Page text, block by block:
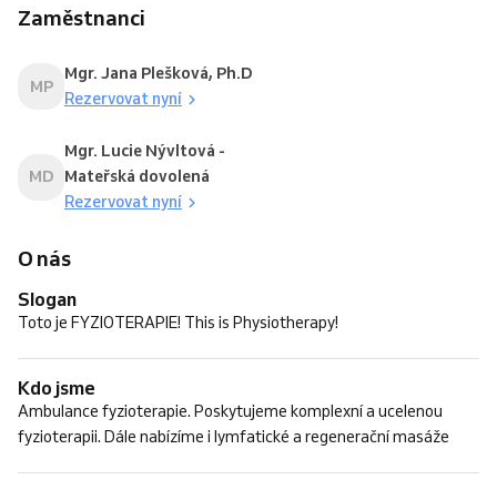
Zaměstnanci
MP
Mgr. Jana Plešková, Ph.D
Rezervovat nyní
MD
Mgr. Lucie Nývltová -
Mateřská dovolená
Rezervovat nyní
O nás
Slogan
Toto je FYZIOTERAPIE! This is Physiotherapy!
Kdo jsme
Ambulance fyzioterapie. Poskytujeme komplexní a ucelenou
fyzioterapii. Dále nabízíme i lymfatické a regenerační masáže